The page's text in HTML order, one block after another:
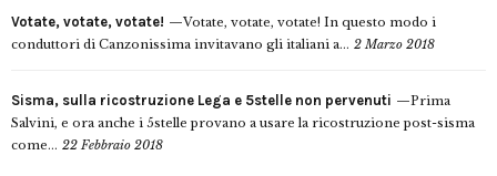
Votate, votate, votate!
Votate, votate, votate! In questo modo i
conduttori di Canzonissima invitavano gli italiani a... 2 Marzo 2018
Sisma, sulla ricostruzione Lega e 5stelle non pervenuti
Prima
Salvini, e ora anche i 5stelle provano a usare la ricostruzione post-sisma
come... 22 Febbraio 2018